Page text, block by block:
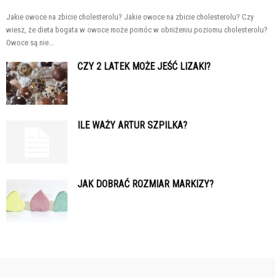
Jakie owoce na zbicie cholesterolu? Jakie owoce na zbicie cholesterolu? Czy
wiesz, że dieta bogata w owoce może pomóc w obniżeniu poziomu cholesterolu?
Owoce są nie...
CZY 2 LATEK MOŻE JEŚĆ LIZAKI?
ILE WAŻY ARTUR SZPILKA?
JAK DOBRAĆ ROZMIAR MARKIZY?